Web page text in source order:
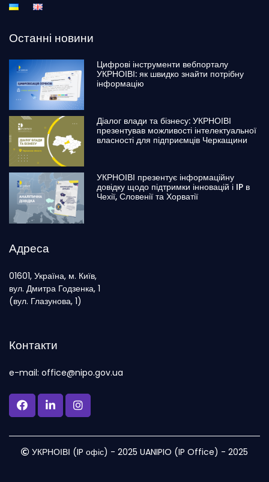
Останні новини
Цифрові інструменти вебпорталу
УКРНОІВІ: як швидко знайти потрібну
інформацію
Діалог влади та бізнесу: УКРНОІВІ
презентував можливості інтелектуальної
власності для підприємців Черкащини
УКРНОІВІ презентує інформаційну
довідку щодо підтримки інновацій і IP в
Чехії, Словенії та Хорватії
Адреса
01601, Україна, м. Київ,
вул. Дмитра Годзенка, 1
(вул. Глазунова, 1)
Контакти
e-mail: office@nipo.gov.ua
УКРНОІВІ (IP офіс) - 2025 UANIPIO (IP Office) - 2025